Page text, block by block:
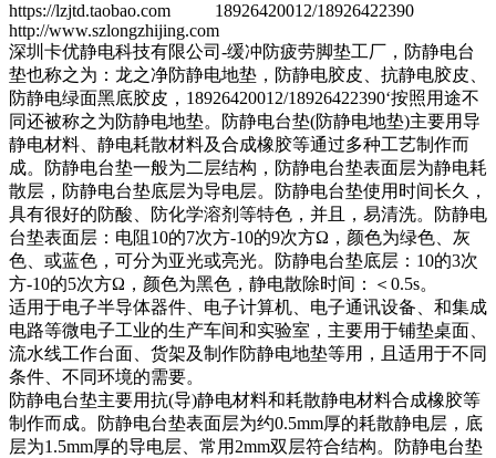
https://lzjtd.taobao.com 18926420012/18926422390
http://www.szlongzhijing.com
深圳卡优静电科技有限公司-缓冲防疲劳脚垫工厂，防静电台
垫也称之为：龙之净防静电地垫，防静电胶皮、抗静电胶皮、
防静电绿面黑底胶皮，18926420012/18926422390‘按照用途不
同还被称之为防静电地垫。防静电台垫(防静电地垫)主要用导
静电材料、静电耗散材料及合成橡胶等通过多种工艺制作而
成。防静电台垫一般为二层结构，防静电台垫表面层为静电耗
散层，防静电台垫底层为导电层。防静电台垫使用时间长久，
具有很好的防酸、防化学溶剂等特色，并且，易清洗。防静电
台垫表面层：电阻10的7次方-10的9次方Ω，颜色为绿色、灰
色、或蓝色，可分为亚光或亮光。防静电台垫底层：10的3次
方-10的5次方Ω，颜色为黑色，静电散除时间：＜0.5s。
适用于电子半导体器件、电子计算机、电子通讯设备、和集成
电路等微电子工业的生产车间和实验室，主要用于铺垫桌面、
流水线工作台面、货架及制作防静电地垫等用，且适用于不同
条件、不同环境的需要。
防静电台垫主要用抗(导)静电材料和耗散静电材料合成橡胶等
制作而成。防静电台垫表面层为约0.5mm厚的耗散静电层，底
层为1.5mm厚的导电层、常用2mm双层符合结构。防静电台垫